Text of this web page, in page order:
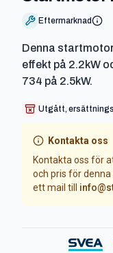
Eftermarknad
Denna
effekt på 2.2kW
734 på 2.5kW.
Utgått,
Kontakta oss
Kontakta oss för
och pris för denna
ett mail till